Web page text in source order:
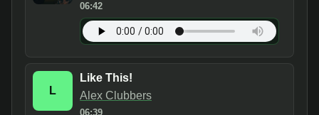
06:42
L
Like This!
Alex Clubbers
06:39